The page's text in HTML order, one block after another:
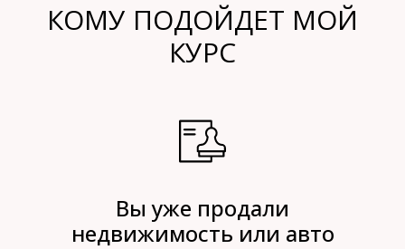
КОМУ ПОДОЙДЕТ МОЙ
КУРС
Вы уже продали
недвижимость или авто